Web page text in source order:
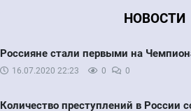
НОВОСТИ
Россияне стали первыми на
16.07.2020 22:23 0 0
Количество преступлений в России